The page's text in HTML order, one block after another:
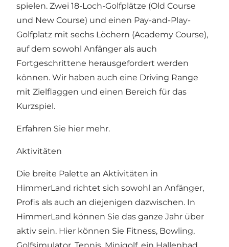
spielen. Zwei 18-Loch-Golfplätze (Old Course
und New Course) und einen Pay-and-Play-
Golfplatz mit sechs Löchern (Academy Course),
auf dem sowohl Anfänger als auch
Fortgeschrittene herausgefordert werden
können. Wir haben auch eine Driving Range
mit Zielflaggen und einen Bereich für das
Kurzspiel.
Erfahren Sie hier mehr.
Aktivitäten
Die breite Palette an Aktivitäten in
HimmerLand richtet sich sowohl an Anfänger,
Profis als auch an diejenigen dazwischen. In
HimmerLand können Sie das ganze Jahr über
aktiv sein. Hier können Sie Fitness, Bowling,